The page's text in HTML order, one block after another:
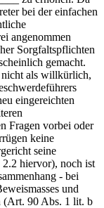
bei der einfachen
angenommen
Sorgfaltspflichten
gemacht.
nicht als willkürlich,
eingereichten
Fragen vorbei oder
keine
seine
hiervor), noch ist
- bei
und
(Art. 90 Abs. 1 lit. b